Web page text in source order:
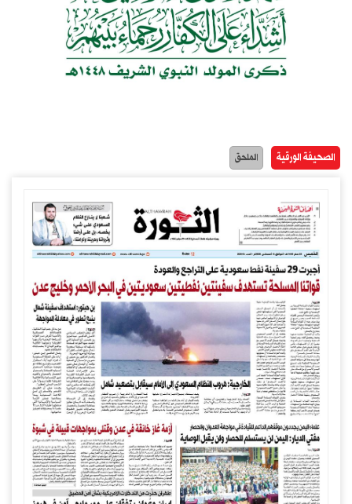
الصحيفة الورقية الملحق